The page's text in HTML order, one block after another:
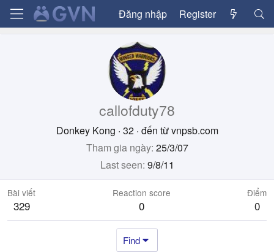
Đăng nhập Register
callofduty78
Donkey Kong · 32 · đến từvnpsb.com
Tham gia ngày 25/3/07
Last seen 9/8/11
Bài viết
329
Reaction score
0
Điểm
0
Find